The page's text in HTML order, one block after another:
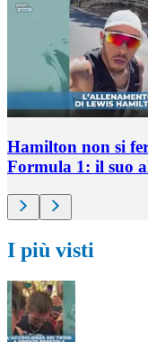
Hamilton non si
Formula 1: il suo
I più visti